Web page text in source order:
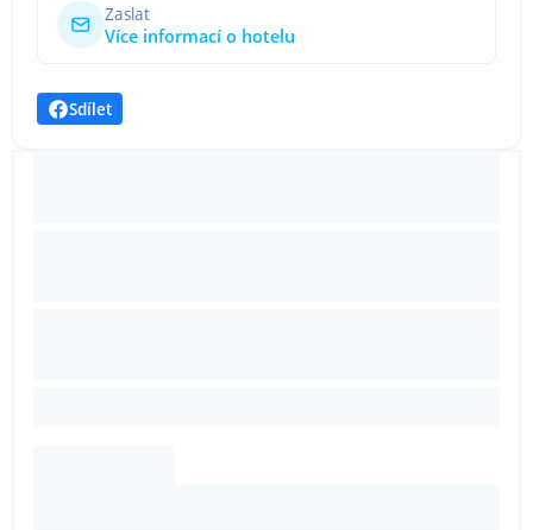
Zaslat
Více informací o hotelu
Sdílet